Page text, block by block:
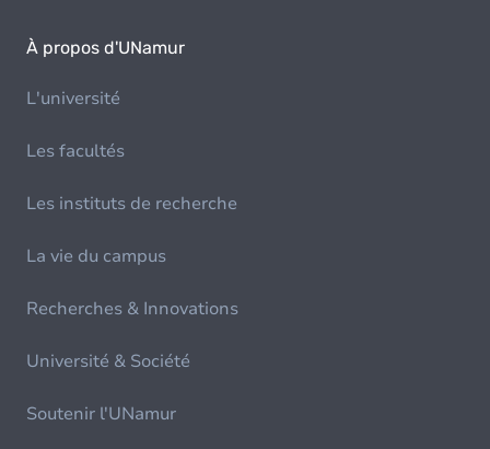
À propos d'UNamur
L'université
Les facultés
Les instituts de recherche
La vie du campus
Recherches & Innovations
Université & Société
Soutenir l'UNamur